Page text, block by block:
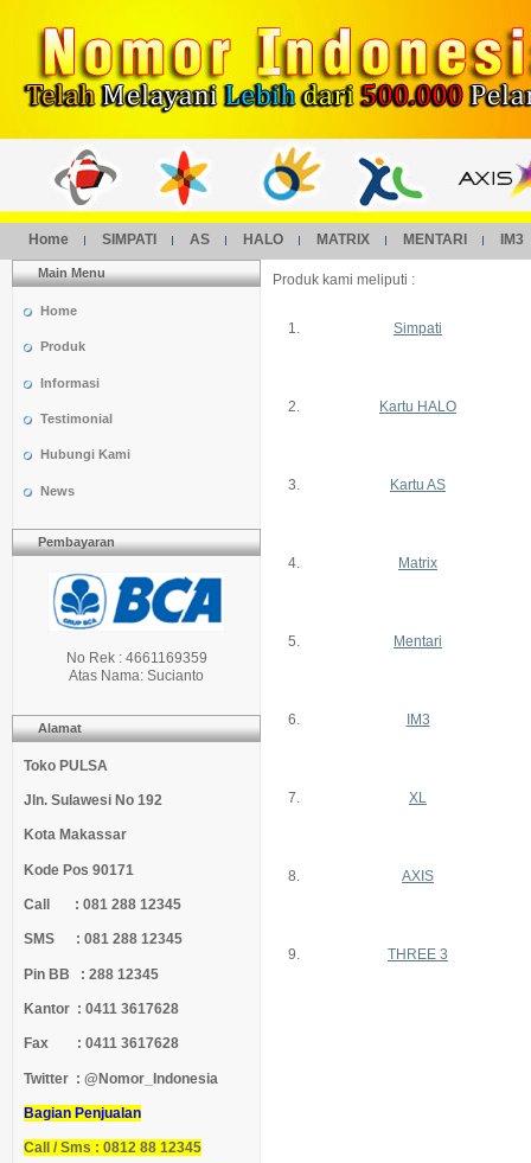
Home SIMPATI AS HALO MATRIX MENTARI IM3
Main Menu
Home
Produk
Informasi
Testimonial
Hubungi Kami
News
Pembayaran
No Rek : 4661169359
Atas Nama: Sucianto
Alamat
Toko PULSA
Jln. Sulawesi No 192
Kota Makassar
Kode Pos 90171
Call : 081 288 12345
SMS : 081 288 12345
Pin BB : 288 12345
Kantor : 0411 3617628
Fax : 0411 3617628
Twitter : @Nomor_Indonesia
Bagian Penjualan
Call / Sms : 0812 88 12345
Produk kami meliputi :
1. Simpati
2. Kartu HALO
3. Kartu AS
4. Matrix
5. Mentari
6. IM3
7. XL
8. AXIS
9. THREE 3